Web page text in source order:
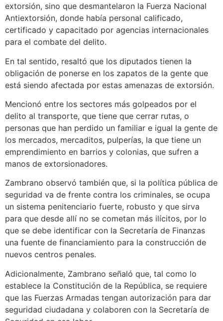
extorsión, sino que desmantelaron la Fuerza Nacional
Antiextorsión, donde había personal calificado,
certificado y capacitado por agencias internacionales
para el combate del delito.
En tal sentido, resaltó que los diputados tienen la
obligación de ponerse en los zapatos de la gente que
está siendo afectada por estas amenazas de extorsión.
Mencionó entre los sectores más golpeados por el
delito al transporte, que tiene que cerrar rutas, o
personas que han perdido un familiar e igual la gente de
los mercados, mercaditos, pulperías, la que tiene un
emprendimiento en barrios y colonias, que sufren a
manos de extorsionadores.
Zambrano observó también que, si la política pública de
seguridad va de frente contra los criminales, se ocupa
un sistema penitenciario fuerte, robusto y que sirva
para que desde allí no se cometan más ilícitos, por lo
que se debe identificar con la Secretaría de Finanzas
una fuente de financiamiento para la construcción de
nuevos centros penales.
Adicionalmente, Zambrano señaló que, tal como lo
establece la Constitución de la República, se requiere
que las Fuerzas Armadas tengan autorización para dar
seguridad ciudadana y colaboren con la Secretaría de